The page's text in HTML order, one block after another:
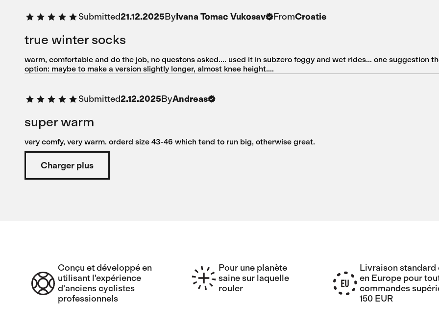
Submitted21.12.2025ByIvana Tomac Vukosav FromCroatie
true winter socks
warm, comfortable and do the job, no questons asked.... used it in subzero foggy and wet rides... one suggestion
option: maybe to make a version slightly longer, almost knee height....
Submitted2.12.2025ByAndreas
super warm
very comfy, very warm. orderd size 43-46 which tend to run big, otherwise great.
Charger plus
Conçu et développé en
utilisant l'expérience
d'anciens cyclistes
professionnels
Pour une planète
saine sur laquelle
rouler
Livraison standard
en Europe pour
commandes
150 EUR